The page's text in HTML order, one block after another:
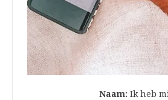
Naam: Ik heb